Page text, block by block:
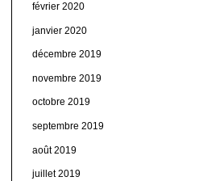
février 2020
janvier 2020
décembre 2019
novembre 2019
octobre 2019
septembre 2019
août 2019
juillet 2019